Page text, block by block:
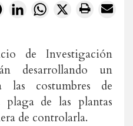
FacebookLinkedInWhatsApp
X
de Investigación
desarrollando un
las costumbres de
plaga de las plantas
de controlarla.